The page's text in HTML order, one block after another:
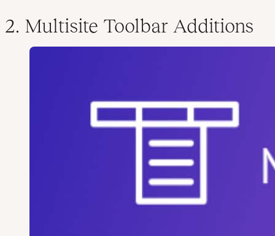
2. Multisite Toolbar Additions